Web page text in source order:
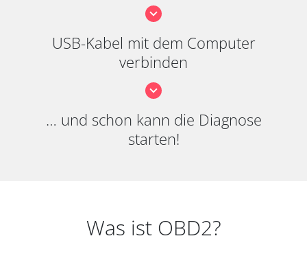
USB-Kabel mit dem Computer
verbinden
… und schon kann die Diagnose
starten!
Was ist OBD2?